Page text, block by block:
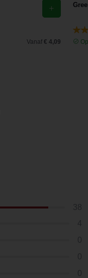
Vanaf € 4,09